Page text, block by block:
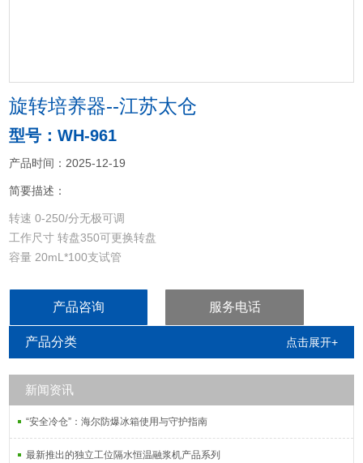
旋转培养器--江苏太仓
型号：WH-961
产品时间：2025-12-19
简要描述：
转速 0-250/分无极可调
工作尺寸 转盘350可更换转盘
容量 20mL*100支试管
产品咨询 服务电话
产品分类 点击展开+
新闻资讯
“安全冷仓”：海尔防爆冰箱使用与守护指南
最新推出的独立工位隔水恒温融浆机产品系列